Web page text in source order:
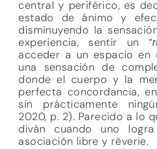
central y periférico, es
estado de ánimo y
disminuyendo la
experiencia, sentir un “
acceder a un espacio en
una sensación de
donde el cuerpo y la
perfecta concordancia,
sin prácticamente
2020, p. 2). Parecido a lo
diván cuando uno
asociación libre y rêverie.